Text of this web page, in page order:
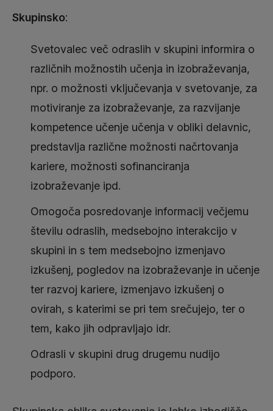
Skupinsko:
Svetovalec več odraslih v skupini informira o
različnih možnostih učenja in izobraževanja,
npr. o možnosti vključevanja v svetovanje, za
motiviranje za izobraževanje, za razvijanje
kompetence učenje učenja v obliki delavnic,
predstavlja različne možnosti načrtovanja
kariere, možnosti sofinanciranja
izobraževanje ipd.
Omogoča posredovanje informacij večjemu
številu odraslih, medsebojno interakcijo v
skupini in s tem medsebojno izmenjavo
izkušenj, pogledov na izobraževanje in učenje
ter razvoj kariere, izmenjavo izkušenj o
ovirah, s katerimi se pri tem srečujejo, ter o
tem, kako jih odpravljajo idr.
Odrasli v skupini drug drugemu nudijo
podporo.